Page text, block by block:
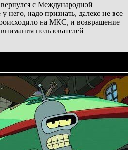
с Международной
него, надо признать, далеко не все
на МКС, и возвращение
пользователей